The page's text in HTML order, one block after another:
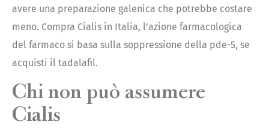
avere una preparazione galenica che potrebbe costare
meno. Compra Cialis in Italia, l’azione farmacologica
del farmaco si basa sulla soppressione della pde-5, se
acquisti il ​​tadalafil.
Chi non può assumere
Cialis